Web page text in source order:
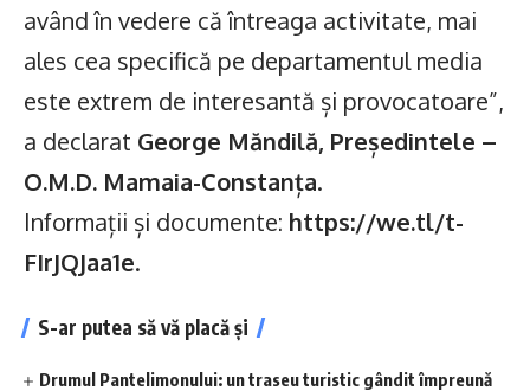
având în vedere că întreaga activitate, mai
ales cea specifică pe departamentul media
este extrem de interesantă și provocatoare”,
a declarat George Măndilă, Președintele –
O.M.D. Mamaia-Constanța.
Informații și documente: https://we.tl/t-
FIrJQJaa1e.
S-ar putea să vă placă și
Drumul Pantelimonului: un traseu turistic gândit împreună